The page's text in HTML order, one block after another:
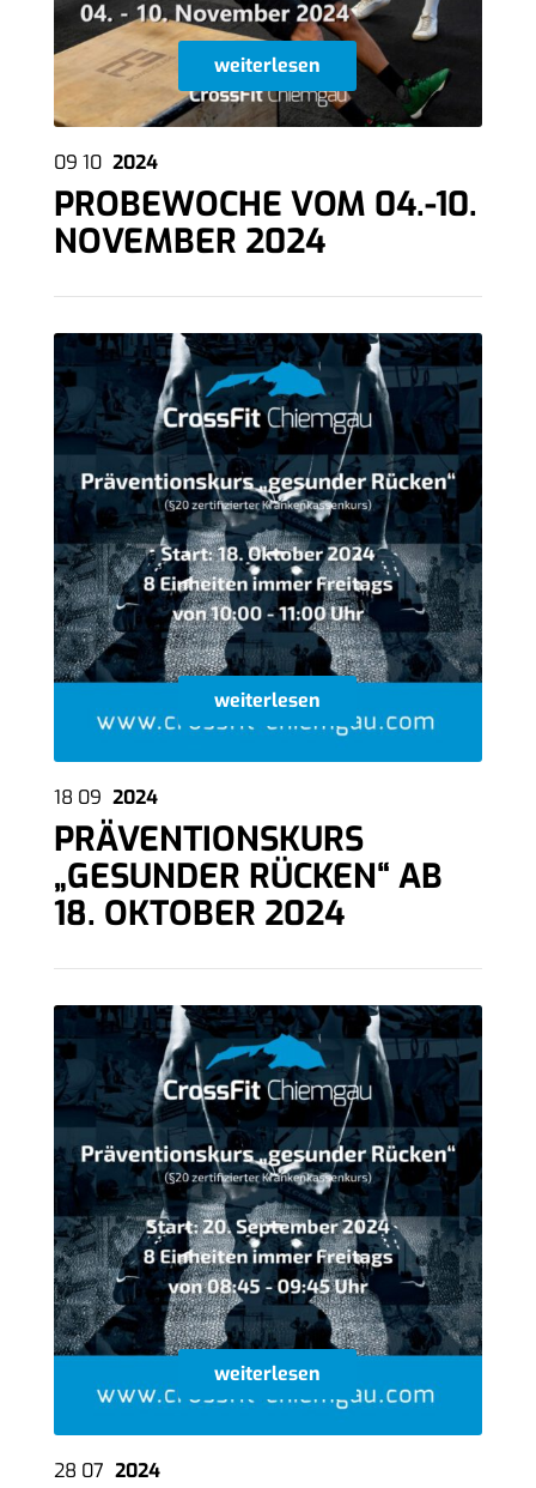
weiterlesen
09 10 2024
PROBEWOCHE VOM 04.-10.
NOVEMBER 2024
weiterlesen
18 09 2024
PRÄVENTIONSKURS
„GESUNDER RÜCKEN“ AB
18. OKTOBER 2024
weiterlesen
28 07 2024